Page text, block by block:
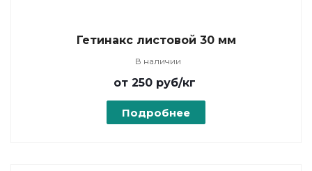
Гетинакс листовой 30 мм
В наличии
от 250 руб/кг
Подробнее